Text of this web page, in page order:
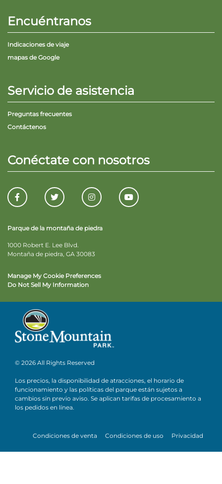
Encuéntranos
Indicaciones de viaje
mapas de Google
Servicio de asistencia
Preguntas frecuentes
Contáctenos
Conéctate con nosotros
Parque de la montaña de piedra
1000 Robert E. Lee Blvd.
Montaña de piedra, GA 30083
Manage My Cookie Preferences
Do Not Sell My Information
© 2026 All Rights Reserved
Los precios, la disponibilidad de atracciones, el horario de
funcionamiento y las políticas del parque están sujetos a
cambios sin previo aviso. Se aplican tarifas de procesamiento a
los pedidos en línea.
Condiciones de venta Condiciones de uso Privacidad